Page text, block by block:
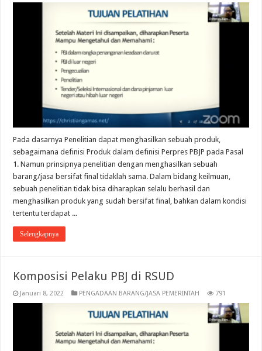
Pada dasarnya Penelitian dapat menghasilkan sebuah produk,
sebagaimana definisi Produk dalam definisi Perpres PBJP pada Pasal
1. Namun prinsipnya penelitian dengan menghasilkan sebuah
barang/jasa bersifat final tidaklah sama. Dalam bidang keilmuan,
sebuah penelitian tidak bisa diharapkan selalu berhasil dan
menghasilkan produk yang sudah bersifat final, bahkan dalam kondisi
tertentu terdapat ...
Selengkapnya
Komposisi Pelaku PBJ di RSUD
Januari 8, 2022 PENGADAAN BARANG/JASA PEMERINTAH 791